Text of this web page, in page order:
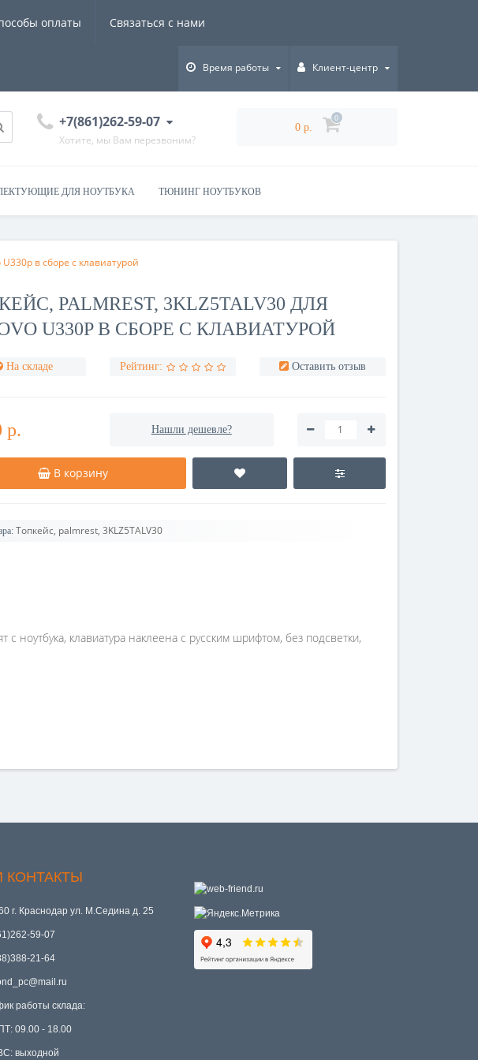
оплаты Связаться с нами
Время работы Клиент-центр
+7(861)262-59-07
Хотите, мы Вам перезвоним?
0 р.
0
ДЛЯ НОУТБУКА ТЮНИНГ НОУТБУКОВ
в сборе с клавиатурой
PALMREST, 3KLZ5TALV30 ДЛЯ
U330P В СБОРЕ С КЛАВИАТУРОЙ
На складе Рейтинг: Оставить отзыв
р. Нашли дешевле?
В корзину
Топкейс, palmrest, 3KLZ5TALV30
с ноутбука, клавиатура наклеена с русским шрифтом, без подсветки,
КОНТАКТЫ
г. Краснодар ул. М.Седина д. 25
59-07
21-64
работы склада:
09.00 - 18.00
выходной